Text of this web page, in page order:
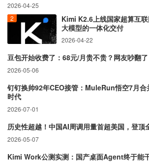
2026-04-25
Kimi K2.6上线国家超算互
大模型的一体化交付
2026-04-22
豆包开始收费了：68元/月贵不贵？网友吵翻了
2026-05-06
钉钉换帅92年CEO接管：MuleRun悟空7月
时代
2026-07-01
历史性超越！中国AI周调用量首超美国，登顶
2026-05-07
Kimi Work公测实测：国产桌面Agent终于能